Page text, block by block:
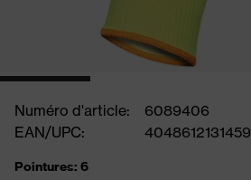
Numéro d'article:
6089406
EAN/UPC:
4048612131459
Pointures: 6